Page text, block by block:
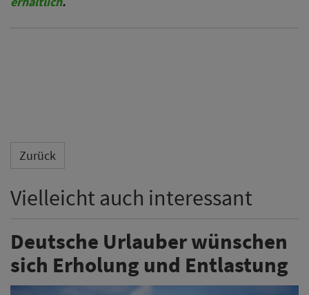
Zurück
Vielleicht auch interessant
Deutsche Urlauber wünschen
sich Erholung und Entlastung